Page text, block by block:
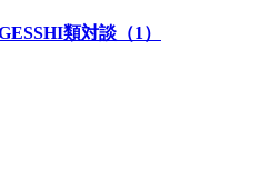
類対談（1）